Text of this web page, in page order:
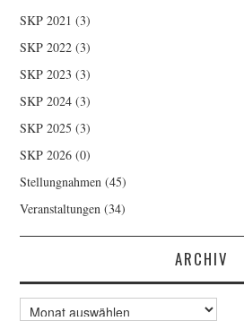
SKP 2021 (3)
SKP 2022 (3)
SKP 2023 (3)
SKP 2024 (3)
SKP 2025 (3)
SKP 2026 (0)
Stellungnahmen (45)
Veranstaltungen (34)
ARCHIV
Archiv